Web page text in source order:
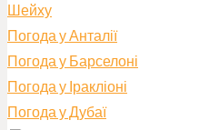
Шейху
Погода у Анталії
Погода у Барселоні
Погода у Іракліоні
Погода у Дубаї